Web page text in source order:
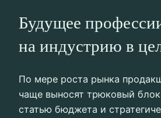
Будущее
на индустрию в
По мере роста рынка
чаще выносят трюковый
статью бюджета и